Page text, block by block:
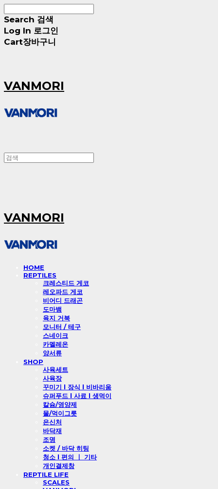
Search 검색
Log In 로그인
Cart장바구니
VANMORI
VANMORI
HOME
REPTILES
크레스티드 게코
레오파드 게코
비어디 드래곤
도마뱀
육지 거북
모니터 / 테구
스네이크
카멜레온
양서류
SHOP
사육세트
사육장
꾸미기 l 장식 l 비바리움
슈퍼푸드 l 사료 l 생먹이
칼슘/영양제
물/먹이그릇
은신처
바닥재
조명
소켓 / 바닥 히팅
청소 l 편의 ㅣ 기타
개인결제창
REPTILE LIFE
SCALES